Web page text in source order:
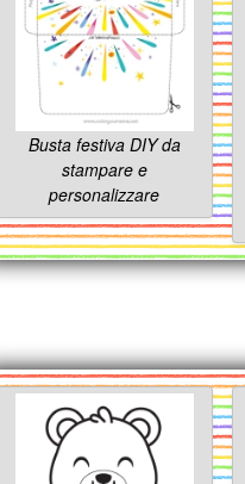
Busta festiva DIY da
stampare e
personalizzare